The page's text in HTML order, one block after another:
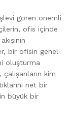
gören önemli
ofis içinde
bir ofisin genel
oluşturma
kim
net bir
büyük bir